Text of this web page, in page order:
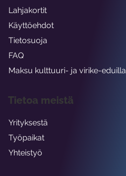
Lahjakortit
Käyttöehdot
Tietosuoja
FAQ
Maksu kulttuuri- ja virike-eduilla
Tietoa meistä
Yrityksestä
Työpaikat
Yhteistyö